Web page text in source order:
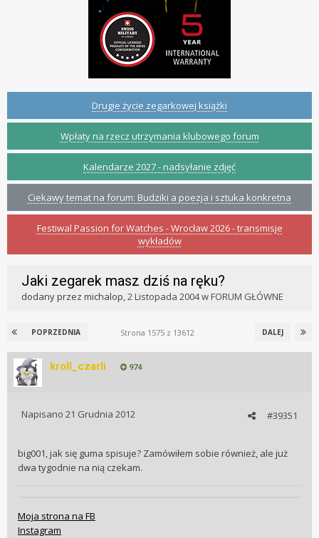
Drugie życie zegarkowej książki
Wpłaty na rzecz utrzymania klubowego forum
Kalendarze 2027 - nadsyłanie zdjęć
Ciekawy temat na forum: Budziki a poezja i sztuka konkretna
Festiwal Passion for Watches - Wrocław 2026 - transmisje
wykładów
Jaki zegarek masz dziś na ręku?
dodany przez michalop,2 Listopada 2004wFORUM GŁÓWNE
POPRZEDNIA DALEJ
Strona 1575 z 13612
kroll_czarli 974
#39351
Napisano 21 Grudnia 2012
big001, jak się guma spisuje? Zamówiłem sobie również, ale już
dwa tygodnie na nią czekam.
Moja strona na FB
Instagram